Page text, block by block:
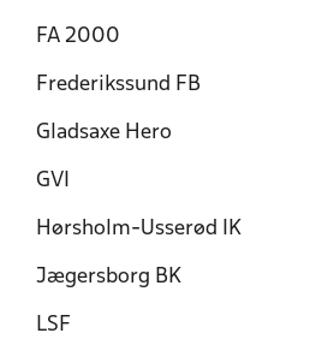
FA 2000
Frederikssund FB
Gladsaxe Hero
GVI
Hørsholm-Usserød IK
Jægersborg BK
LSF